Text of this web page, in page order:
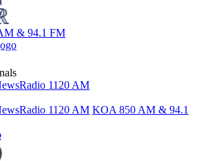
& 94.1 FM
1120 AM
1120 AM KOA 850 AM & 94.1